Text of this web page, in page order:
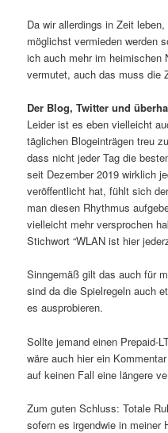
Da wir allerdings in Zeit
möglichst vermieden werden
ich auch mehr im heimischen
vermutet, auch das muss die
Der Blog, Twitter und
Leider ist es eben vielleicht
täglichen Blogeinträgen treu
dass nicht jeder Tag die
seit Dezember 2019 wirklich
veröffentlicht hat, fühlt sich
man diesen Rhythmus
vielleicht mehr versprochen
Stichwort “WLAN ist hier
Sinngemäß gilt das auch für
sind da die Spielregeln auch
es ausprobieren.
Sollte jemand einen Prepaid-
wäre auch hier ein
auf keinen Fall eine längere
Zum guten Schluss: Totale
sofern es irgendwie in meiner